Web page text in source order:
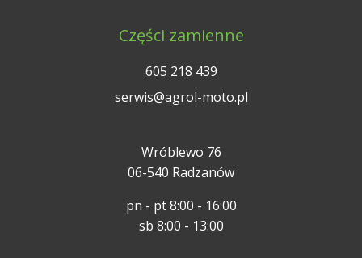
Części zamienne
605 218 439
serwis@agrol-moto.pl
Wróblewo 76
06-540 Radzanów
pn - pt 8:00 - 16:00
sb 8:00 - 13:00